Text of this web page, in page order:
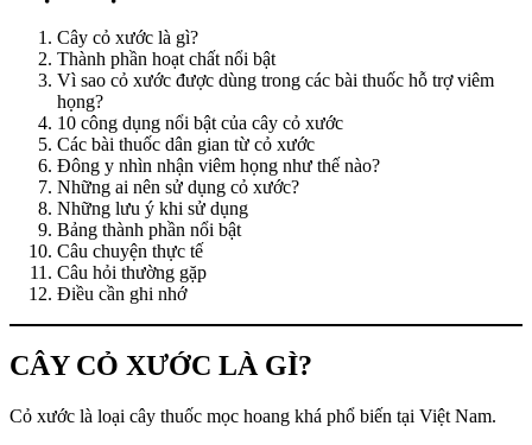
Cây cỏ xước là gì?
Thành phần hoạt chất nổi bật
Vì sao cỏ xước được dùng trong các bài thuốc hỗ trợ viêm
họng?
10 công dụng nổi bật của cây cỏ xước
Các bài thuốc dân gian từ cỏ xước
Đông y nhìn nhận viêm họng như thế nào?
Những ai nên sử dụng cỏ xước?
Những lưu ý khi sử dụng
Bảng thành phần nổi bật
Câu chuyện thực tế
Câu hỏi thường gặp
Điều cần ghi nhớ
CÂY CỎ XƯỚC LÀ GÌ?
Cỏ xước là loại cây thuốc mọc hoang khá phổ biến tại Việt Nam.